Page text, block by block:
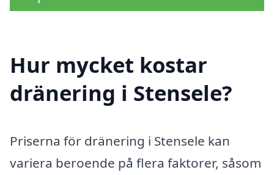
Hur mycket kostar
dränering i Stensele?
Priserna för dränering i Stensele kan
variera beroende på flera faktorer, såsom